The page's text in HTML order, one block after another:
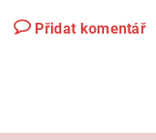
Přidat komentář